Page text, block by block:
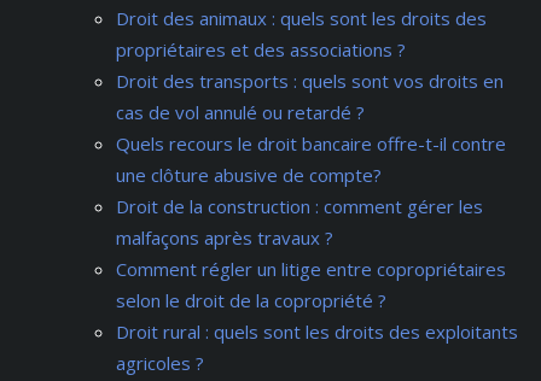
Droit des animaux : quels sont les droits des
propriétaires et des associations ?
Droit des transports : quels sont vos droits en
cas de vol annulé ou retardé ?
Quels recours le droit bancaire offre-t-il contre
une clôture abusive de compte?
Droit de la construction : comment gérer les
malfaçons après travaux ?
Comment régler un litige entre copropriétaires
selon le droit de la copropriété ?
Droit rural : quels sont les droits des exploitants
agricoles ?